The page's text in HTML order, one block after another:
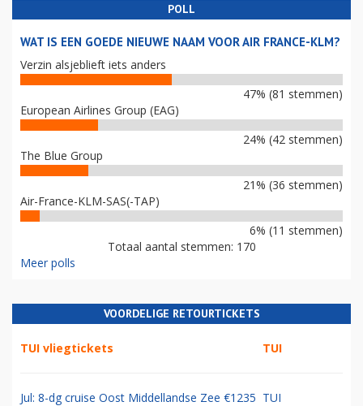
POLL
WAT IS EEN GOEDE NIEUWE NAAM VOOR AIR FRANCE-KLM?
Verzin alsjeblieft iets anders
47% (81 stemmen)
European Airlines Group (EAG)
24% (42 stemmen)
The Blue Group
21% (36 stemmen)
Air-France-KLM-SAS(-TAP)
6% (11 stemmen)
Totaal aantal stemmen: 170
Meer polls
VOORDELIGE RETOURTICKETS
TUI vliegtickets TUI
Jul: 8-dg cruise Oost Middellandse Zee €1235 TUI